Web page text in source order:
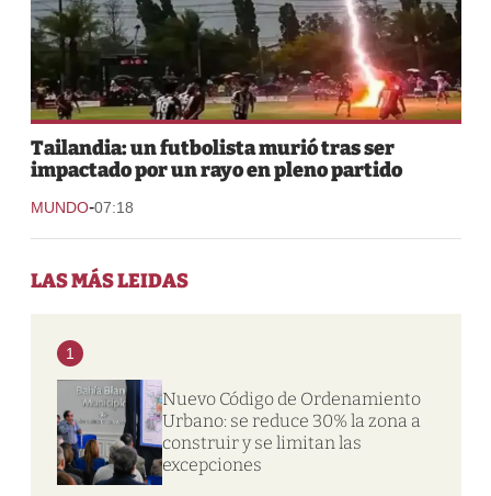
Tailandia: un futbolista murió tras ser
impactado por un rayo en pleno partido
MUNDO-07:18
LAS MÁS LEIDAS
1
Nuevo Código de Ordenamiento
Urbano: se reduce 30% la zona a
construir y se limitan las
excepciones